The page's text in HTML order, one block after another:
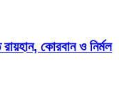
কোরবান ও নির্মল